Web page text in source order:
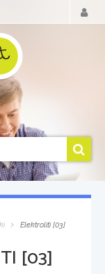
Elektroliti [03]
[03]